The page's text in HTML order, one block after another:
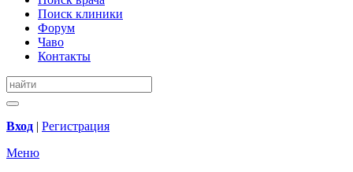
Поиск клиники
Форум
Чаво
Контакты
Вход | Регистрация
Меню